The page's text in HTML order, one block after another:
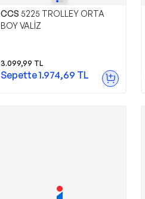
CCS 5225 TROLLEY ORTA
BOY VALİZ
3.099,99 TL
Sepette1.974,69 TL